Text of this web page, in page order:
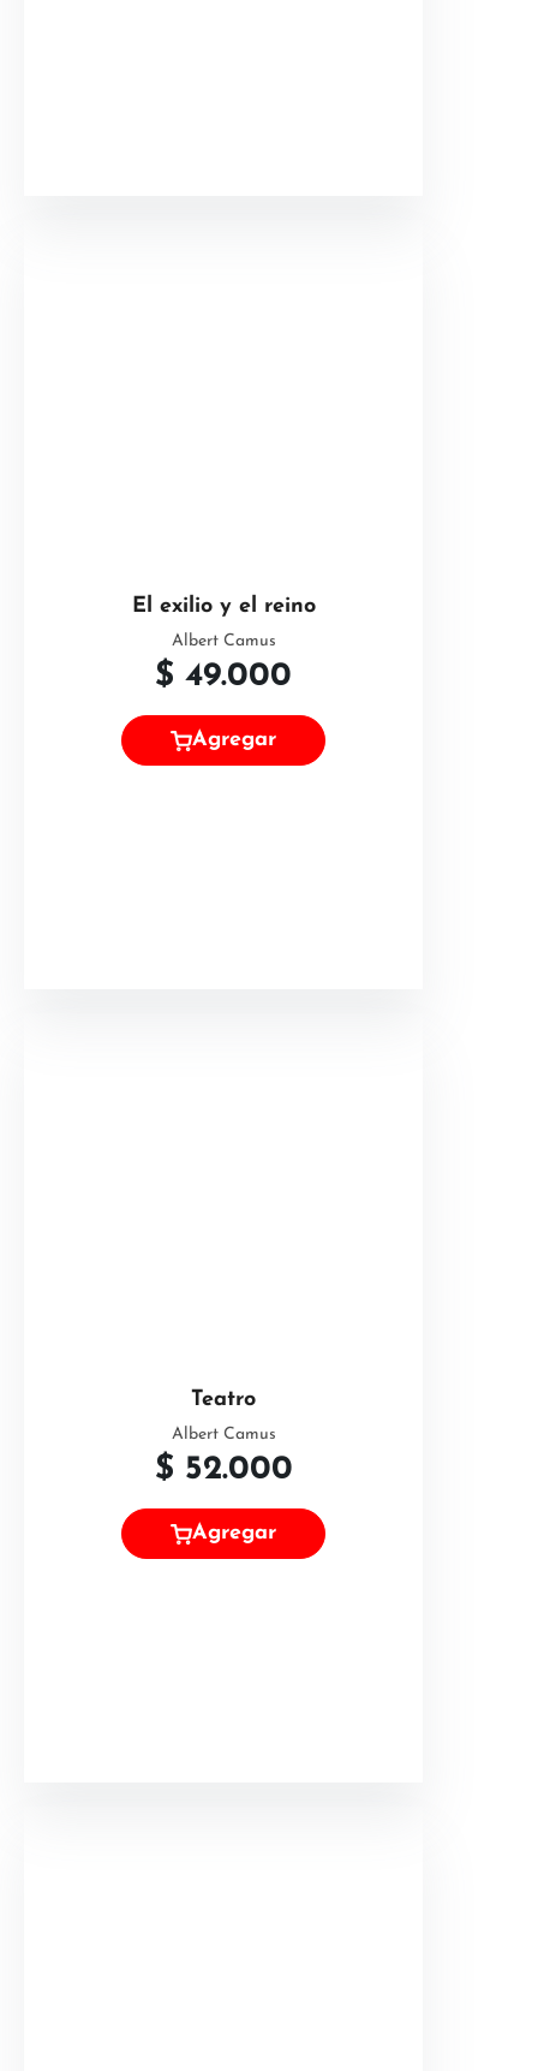
El exilio y el reino
Albert Camus
$ 49.000
Agregar
Teatro
Albert Camus
$ 52.000
Agregar